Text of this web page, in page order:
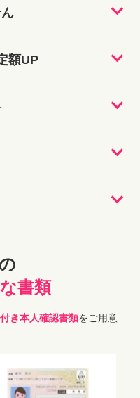
額UP
書類
き本人確認書類をご用意